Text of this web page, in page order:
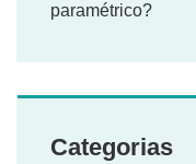
paramétrico?
Categorias